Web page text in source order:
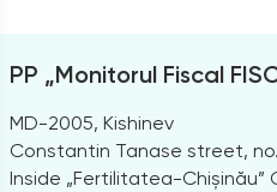
PP „Monitorul Fiscal
MD-2005, Kishinev
Constantin Tanase street,
Inside „Fertilitatea-